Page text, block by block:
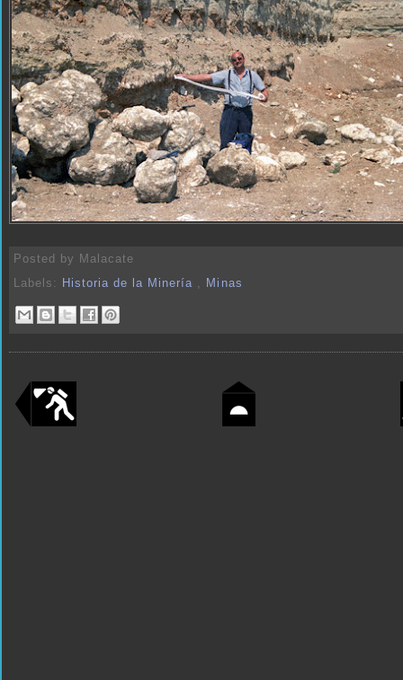
Posted by Malacate
Labels:
Historia de la Minería , Minas